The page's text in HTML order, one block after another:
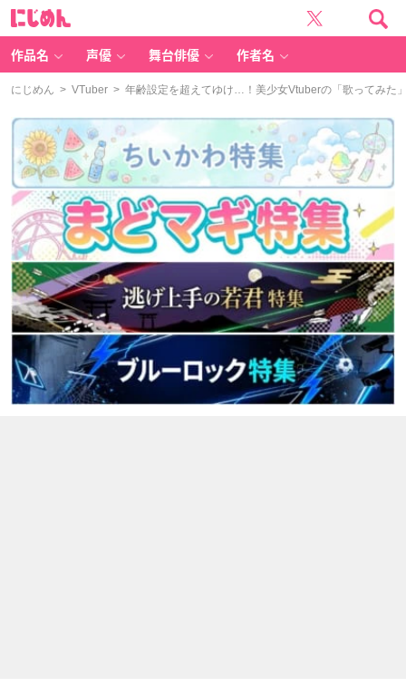
作品名 声優 舞台俳優 作者名
にじめん > VTuber > 年齢設定を超えてゆけ…！美少女Vtuberの「歌ってみた